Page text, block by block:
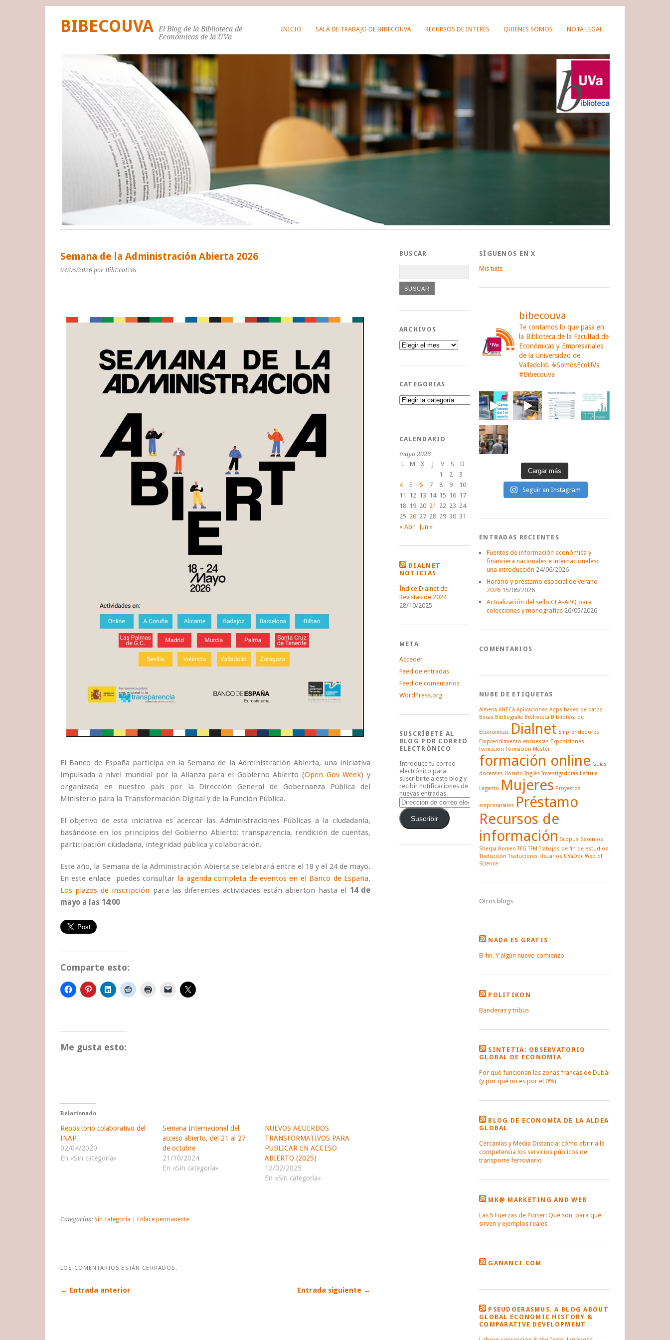
INICIO SALA DE TRABAJO DE BIBECOUVA RECURSOS DE INTERÉS QUIÉNES SOMOS NOTA LEGAL
BIBECOUVA
El Blog de la Biblioteca de
Económicas de la UVa
Semana de la Administración Abierta 2026
04/05/2026 por BibEcoUVa
El Banco de España participa en la Semana de la Administración Abierta, una iniciativa
impulsada a nivel mundial por la Alianza para el Gobierno Abierto (Open Gov Week) y
organizada en nuestro país por la Dirección General de Gobernanza Pública del
Ministerio para la Transformación Digital y de la Función Pública.
El objetivo de esta iniciativa es acercar las Administraciones Públicas a la ciudadanía,
basándose en los principios del Gobierno Abierto: transparencia, rendición de cuentas,
participación ciudadana, integridad pública y colaboración.
Este año, la Semana de la Administración Abierta se celebrará entre el 18 y el 24 de mayo.
En este enlace puedes consultar la agenda completa de eventos en el Banco de España.
Los plazos de inscripción para las diferentes actividades están abierton hasta el 14 de
mayo a las 14:00
Comparte esto:
Me gusta esto:
Relacionado
Repositorio colaborativo del
INAP
02/04/2020
En «Sin categoría»
Semana Internacional del
acceso abierto, del 21 al 27
de octubre
21/10/2024
En «Sin categoría»
NUEVOS ACUERDOS
TRANSFORMATIVOS PARA
PUBLICAR EN ACCESO
ABIERTO (2025)
12/02/2025
En «Sin categoría»
Categorías: Sin categoría Enlace permanente
LOS COMENTARIOS ESTÁN CERRADOS.
← Entrada anterior Entrada siguiente →
BUSCAR
ARCHIVOS
Archivos
CATEGORÍAS
Categorías
CALENDARIO
mayo 2026
L
M X J V S
D
1
2
3
4
5 6 7 8 9
10
11
12 13 14 15 16 17
18 19 20 21 22 23 24
25 26 27 28 29 30 31
« Abr
Jun »
DIALNET
NOTICIAS
Índice Dialnet de
Revistas de 2024
28/10/2025
META
Acceder
Feed de entradas
Feed de comentarios
WordPress.org
SUSCRÍBETE AL
BLOG POR CORREO
ELECTRÓNICO
Introduce tu correo
electrónico para
suscribirte a este blog y
recibir notificaciones de
nuevas entradas.
Dirección
de
correo
electrónico
Suscribir
SÍGUENOS EN X
Mis tuits
bibecouva
Te contamos lo que pasa en
la Biblioteca de la Facultad de
Económicas y Empresariales
de la Universidad de
Valladolid. #SomosEcoUVa
#Bibecouva
Cargar más
Seguir en Instagram
ENTRADAS RECIENTES
Fuentes de información económica y
financiera nacionales e internacionales:
una introducción 24/06/2026
Horario y préstamo especial de verano
2026 15/06/2026
Actualización del sello CEA-APQ para
colecciones y monografías 26/05/2026
COMENTARIOS
NUBE DE ETIQUETAS
Almena ANECA Aplicaciones Apps bases de datos
Becas Bibliografía Biblioteca Biblioteca de
Económicas Dialnet Emprendedores
Emprendimiento encuestas Exposiciones
formación Formación Máster
formación online Guías
docentes Horario Inglés Investigadoras Lectura
Leganto Mujeres Proyectos
empresariales Préstamo
Recursos de
información Scopus Sexenios
Sherpa-Romeo TFG TFM Trabajos de fin de estudios
Traducción Traductores Usuarios UVaDoc Web of
Science
Otros blogs
NADA ES GRATIS
El fin. Y algún nuevo comienzo.
POLITIKON
Banderas y tribus
SINTETIA: OBSERVATORIO
GLOBAL DE ECONOMÍA
Por qué funcionan las zonas francas de Dubái
(y por qué no es por el 0%)
BLOG DE ECONOMÍA DE LA ALDEA
GLOBAL
Cercanías y Media Distancia: cómo abrir a la
competencia los servicios públicos de
transporte ferroviario
MK@ MARKETING AND WEB
Las 5 Fuerzas de Porter: Qué son, para qué
sirven y ejemplos reales
GANANCI.COM
PSEUDOERASMUS. A BLOG ABOUT
GLOBAL ECONOMIC HISTORY &
COMPARATIVE DEVELOPMENT